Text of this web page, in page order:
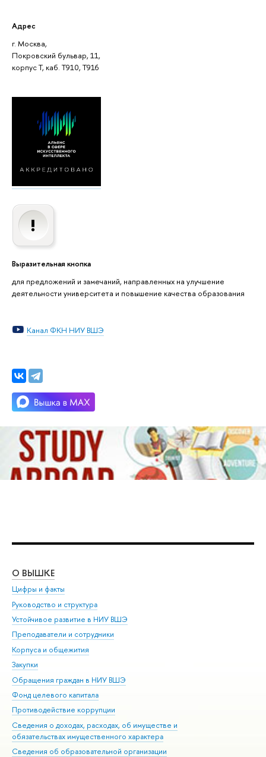
Адрес
г. Москва,
Покровский бульвар, 11,
корпус T, каб. T910, Т916
Выразительная кнопка
для предложений и замечаний, направленных на улучшение
деятельности университета и повышение качества образования
Канал ФКН НИУ ВШЭ
О ВЫШКЕ
Цифры и факты
Руководство и структура
Устойчивое развитие в НИУ ВШЭ
Преподаватели и сотрудники
Корпуса и общежития
Закупки
Обращения граждан в НИУ ВШЭ
Фонд целевого капитала
Противодействие коррупции
Сведения о доходах, расходах, об имуществе и
обязательствах имущественного характера
Сведения об образовательной организации